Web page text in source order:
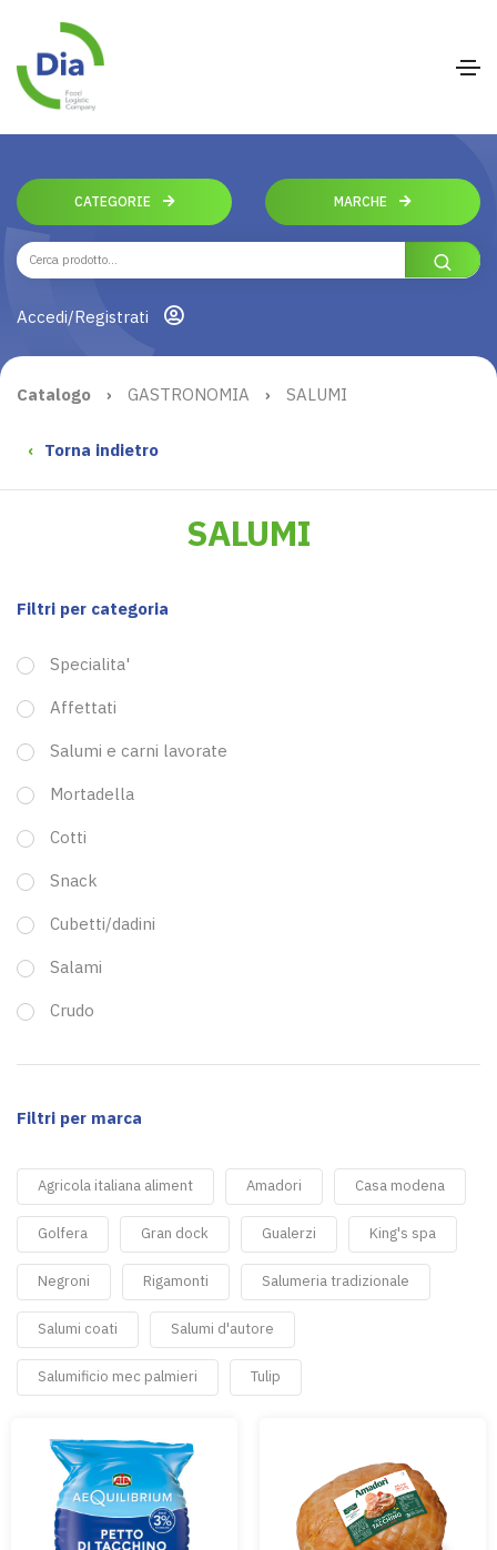
CATEGORIE MARCHE
Accedi/Registrati
Catalogo › GASTRONOMIA › SALUMI
‹ Torna indietro
SALUMI
Filtri per categoria
Specialita'
Affettati
Salumi e carni lavorate
Mortadella
Cotti
Snack
Cubetti/dadini
Salami
Crudo
Filtri per marca
Agricola italiana aliment Amadori Casa modena
Golfera Gran dock Gualerzi King's spa
Negroni Rigamonti Salumeria tradizionale
Salumi coati Salumi d'autore
Salumificio mec palmieri Tulip